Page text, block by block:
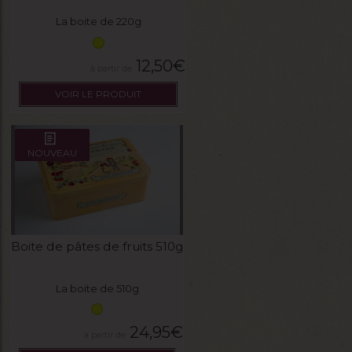
La boite de 220g
12,50€
VOIR LE PRODUIT
NOUVEAU
Boite de pâtes de fruits 510g
La boite de 510g
24,95€